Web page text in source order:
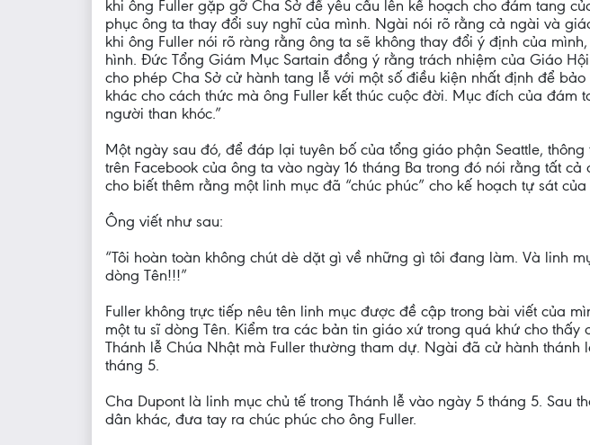
khi ông Fuller gặp gỡ Cha Sở để yêu cầu lên kế hoạch cho đám tang
phục ông ta thay đổi suy nghĩ của mình. Ngài nói rõ rằng cả ngài và
khi ông Fuller nói rõ ràng rằng ông ta sẽ không thay đổi ý định của
hình. Đức Tổng Giám Mục Sartain đồng ý rằng trách nhiệm của Giáo
cho phép Cha Sở cử hành tang lễ với một số điều kiện nhất định để
khác cho cách thức mà ông Fuller kết thúc cuộc đời. Mục đích của
người than khóc.”
Một ngày sau đó, để đáp lại tuyên bố của tổng giáo phận Seattle,
trên Facebook của ông ta vào ngày 16 tháng Ba trong đó nói rằng tất
cho biết thêm rằng một linh mục đã “chúc phúc” cho kế hoạch tự sát
Ông viết như sau:
“Tôi hoàn toàn không chút dè dặt gì về những gì tôi đang làm. Và linh
dòng Tên!!!”
Fuller không trực tiếp nêu tên linh mục được đề cập trong bài viết của
một tu sĩ dòng Tên. Kiểm tra các bản tin giáo xứ trong quá khứ cho
Thánh lễ Chúa Nhật mà Fuller thường tham dự. Ngài đã cử hành
tháng 5.
Cha Dupont là linh mục chủ tế trong Thánh lễ vào ngày 5 tháng 5.
dân khác, đưa tay ra chúc phúc cho ông Fuller.